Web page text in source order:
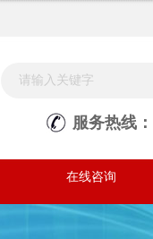
服务热线：
在线咨询